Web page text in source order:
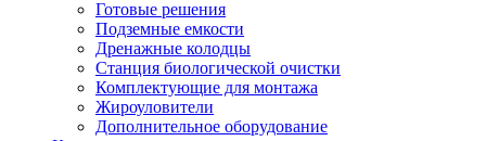
Готовые решения
Подземные емкости
Дренажные колодцы
Станция биологической очистки
Комплектующие для монтажа
Жироуловители
Дополнительное оборудование